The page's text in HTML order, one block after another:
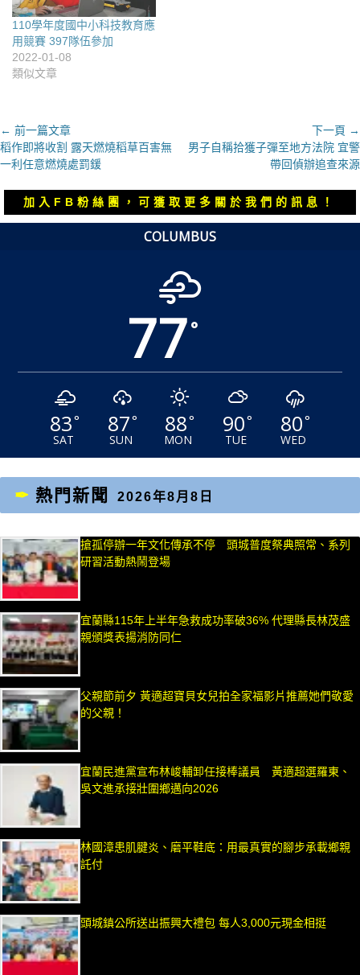
110學年度國中小科技教育應
用競賽 397隊伍參加
2022-01-08
類似文章
文
章
導
覽
← 前一篇文章
上
一
章：
稻作即將收割 露天燃燒稻草百害無
一利任意燃燒處罰鍰
下一頁 →
下
文
章：
男子自稱拾獲子彈至地方法院 宜警
帶回偵辦追查來源
加入FB粉絲團，可獲取更多關於我們的訊息！
COLUMBUS
77°
83°
SAT
87°
SUN
88°
MON
90°
TUE
80°
WED
熱門新聞 2026年8月8日
搶孤停辦一年文化傳承不停 頭城普度祭典照常、系列
研習活動熱鬧登場
宜蘭縣115年上半年急救成功率破36% 代理縣長林茂盛
親頒獎表揚消防同仁
父親節前夕 黃適超寶貝女兒拍全家福影片推薦她們敬愛
的父親！
宜蘭民進黨宣布林峻輔卸任接棒議員 黃適超選羅東、
吳文進承接壯圍鄉邁向2026
林國漳患肌腱炎、磨平鞋底：用最真實的腳步承載鄉親
託付
頭城鎮公所送出振興大禮包 每人3,000元現金相挺